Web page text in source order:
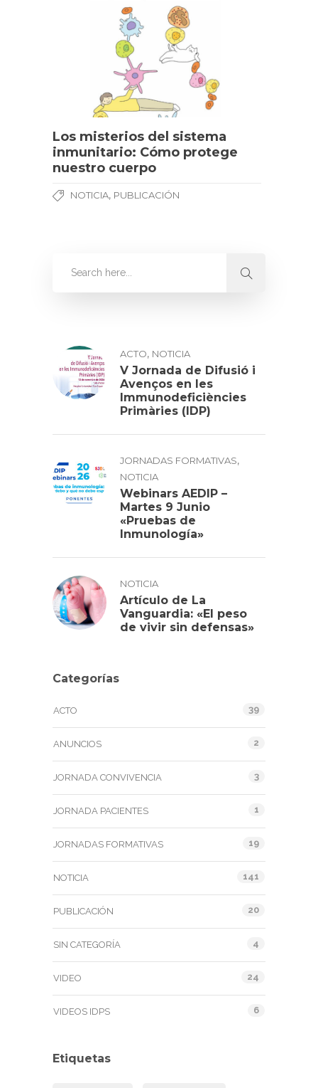
Los misterios del sistema
inmunitario: Cómo protege
nuestro cuerpo
NOTICIA, PUBLICACIÓN
ACTO, NOTICIA
V Jornada de Difusió i
Avenços en les
Immunodeficiències
Primàries (IDP)
JORNADAS FORMATIVAS,
NOTICIA
Webinars AEDIP –
Martes 9 Junio
«Pruebas de
Inmunología»
NOTICIA
Artículo de La
Vanguardia: «El peso
de vivir sin defensas»
Categorías
ACTO 39
ANUNCIOS 2
JORNADA CONVIVENCIA 3
JORNADA PACIENTES 1
JORNADAS FORMATIVAS 19
NOTICIA 141
PUBLICACIÓN 20
SIN CATEGORÍA 4
VIDEO 24
VIDEOS IDPS 6
Etiquetas